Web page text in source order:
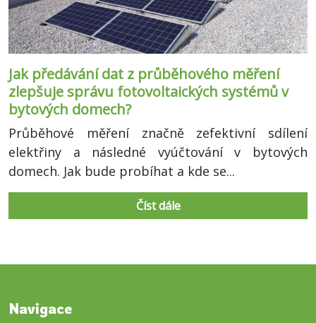
Jak předávání dat z průběhového měření
zlepšuje správu fotovoltaických systémů v
bytových domech?
Průběhové měření značně zefektivní sdílení
elektřiny a následné vyúčtování v bytových
domech. Jak bude probíhat a kde se...
Číst dále
Navigace